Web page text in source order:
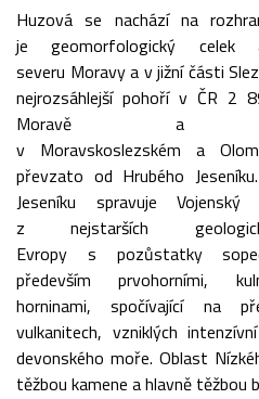
Huzová se nachází na
je geomorfologický
severu Moravy a v jižní části
nejrozsáhlejší pohoří v ČR 2
Moravě a
v Moravskoslezském a
převzato od Hrubého
Jeseníku spravuje
z nejstarších
Evropy s pozůstatky
především prvohorními,
horninami, spočívající na
vulkanitech, vzniklých
devonského moře. Oblast
těžbou kamene a hlavně těžbou